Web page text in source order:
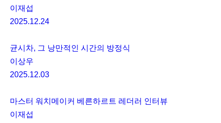
이재섭
2025.12.24
균시차, 그 낭만적인 시간의 방정식
이상우
2025.12.03
마스터 워치메이커 베른하르트 레더러 인터뷰
이재섭